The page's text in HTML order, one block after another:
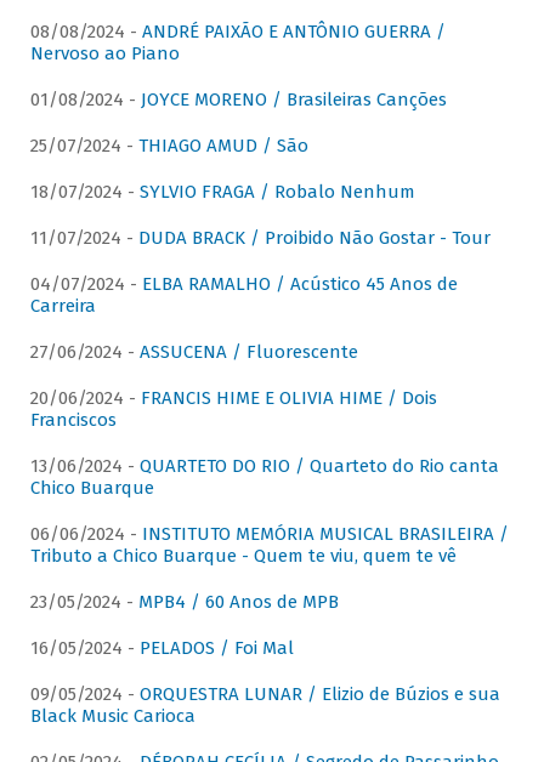
08/08/2024 - ANDRÉ PAIXÃO E ANTÔNIO GUERRA /
Nervoso ao Piano
01/08/2024 - JOYCE MORENO / Brasileiras Canções
25/07/2024 - THIAGO AMUD / São
18/07/2024 - SYLVIO FRAGA / Robalo Nenhum
11/07/2024 - DUDA BRACK / Proibido Não Gostar - Tour
04/07/2024 - ELBA RAMALHO / Acústico 45 Anos de
Carreira
27/06/2024 - ASSUCENA / Fluorescente
20/06/2024 - FRANCIS HIME E OLIVIA HIME / Dois
Franciscos
13/06/2024 - QUARTETO DO RIO / Quarteto do Rio canta
Chico Buarque
06/06/2024 - INSTITUTO MEMÓRIA MUSICAL BRASILEIRA /
Tributo a Chico Buarque - Quem te viu, quem te vê
23/05/2024 - MPB4 / 60 Anos de MPB
16/05/2024 - PELADOS / Foi Mal
09/05/2024 - ORQUESTRA LUNAR / Elizio de Búzios e sua
Black Music Carioca